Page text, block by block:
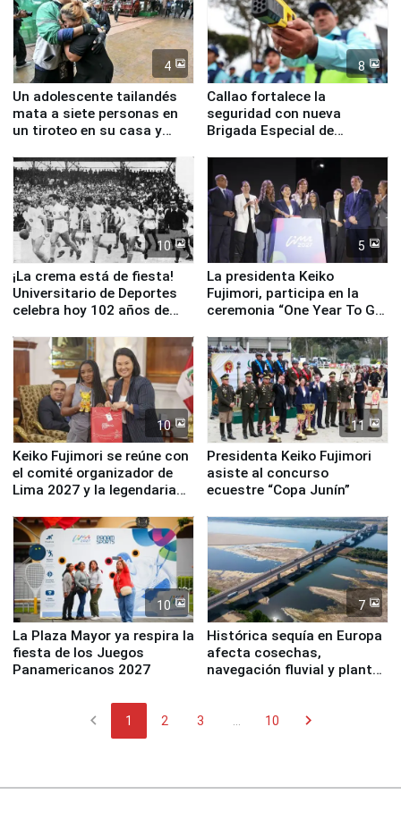
4
Un adolescente tailandés
mata a siete personas en
un tiroteo en su casa y
8
Callao fortalece la
seguridad con nueva
Brigada Especial de
equipamiento para
Serenazgo
10
¡La crema está de fiesta!
Universitario de Deportes
celebra hoy 102 años de
5
La presidenta Keiko
Fujimori, participa en la
ceremonia “One Year To Go
10
Keiko Fujimori se reúne con
el comité organizador de
Lima 2027 y la legendaria
11
Presidenta Keiko Fujimori
asiste al concurso
ecuestre “Copa Junín”
10
La Plaza Mayor ya respira la
fiesta de los Juegos
Panamericanos 2027
7
Histórica sequía en Europa
afecta cosechas,
navegación fluvial y plantas
chevron_left 1 2 3 10 chevron_right